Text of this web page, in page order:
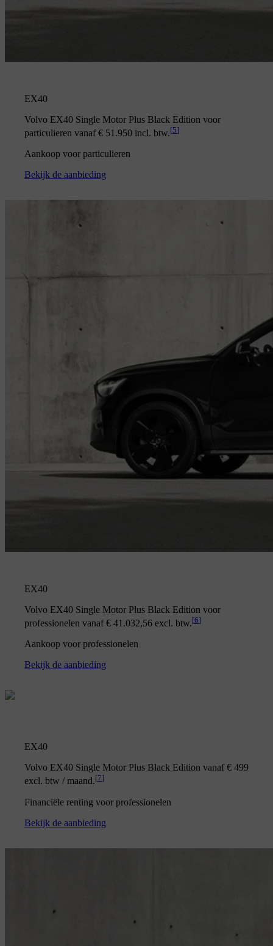
EX40
Volvo EX40 Single Motor Plus Black Edition voor
particulieren vanaf € 51.950 incl. btw.[5]
Aankoop voor particulieren
Bekijk de aanbieding
EX40
Volvo EX40 Single Motor Plus Black Edition voor
professionelen vanaf € 41.032,56 excl. btw.[6]
Aankoop voor professionelen
Bekijk de aanbieding
EX40
Volvo EX40 Single Motor Plus Black Edition vanaf € 499
excl. btw / maand.[7]
Financiële renting voor professionelen
Bekijk de aanbieding